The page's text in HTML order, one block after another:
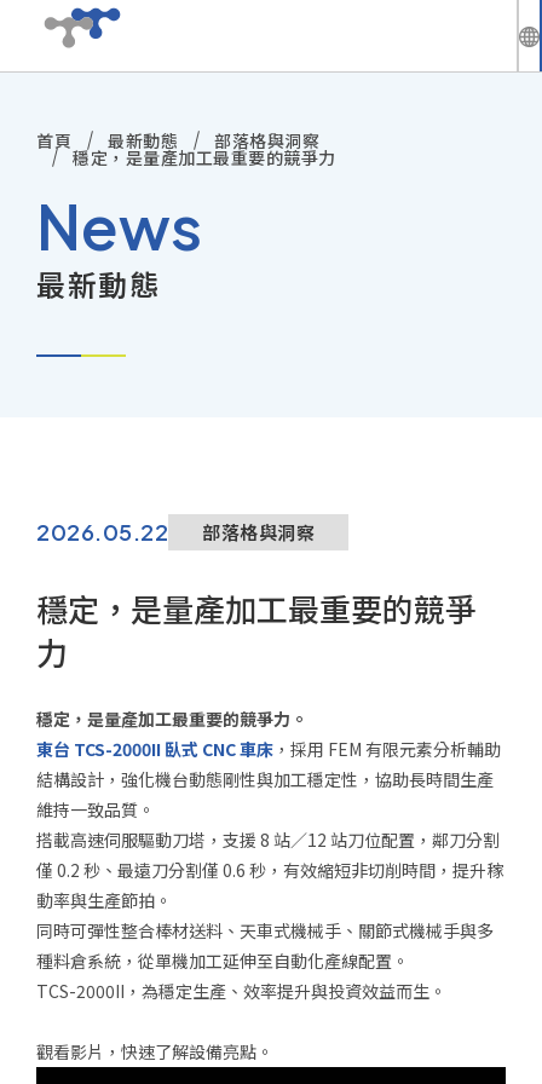
首頁 最新動態 部落格與洞察
穩定，是量產加工最重要的競爭力
News
最新動態
2026.05.22 部落格與洞察
穩定，是量產加工最重要的競爭
力
穩定，是量產加工最重要的競爭力。
東台 TCS-2000II 臥式 CNC車床 ，採用 FEM 有限元素分析輔助
結構設計，強化機台動態剛性與加工穩定性，協助長時間生產
維持一致品質。
搭載高速伺服驅動刀塔，支援 8 站／12 站刀位配置，鄰刀分割
僅 0.2 秒、最遠刀分割僅 0.6 秒，有效縮短非切削時間，提升稼
動率與生產節拍。
同時可彈性整合棒材送料、天車式機械手、關節式機械手與多
種料倉系統，從單機加工延伸至自動化產線配置。
TCS-2000II ，為穩定生產、效率提升與投資效益而生。
觀看影片，快速了解設備亮點。
公司介紹
最新動態
技術與方案
產品資訊
東台集團
人才招募
聯絡我們
產品洽詢車 0
方案洽詢車